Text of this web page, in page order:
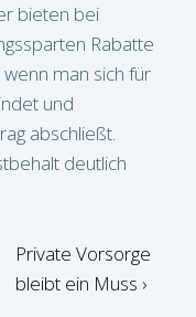
bieten bei
Rabatte
man sich für
und
abschließt.
deutlich
Nächster
Beitrag
Private Vorsorge
bleibt ein Muss ›